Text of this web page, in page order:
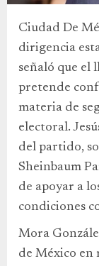
Ciudad De
dirigencia
señaló que el
pretende
materia de
electoral.
del partido,
Sheinbaum
de apoyar a
condiciones
Mora
de México en